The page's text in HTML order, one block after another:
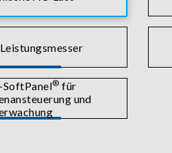
SoftPanel® für
und